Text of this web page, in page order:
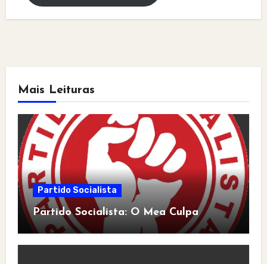
Mais Leituras
Partido Socialista
Partido Socialista: O Mea Culpa